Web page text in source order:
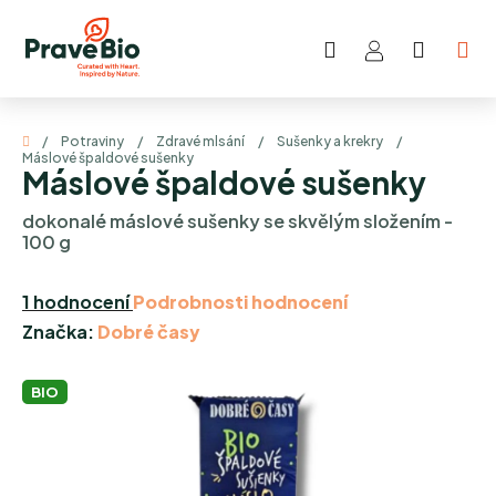
obsah
Hledat
Domů
/ Potraviny / Zdravé mlsání / Sušenky a krekry
/
Máslové špaldové sušenky
Máslové špaldové sušenky
dokonalé máslové sušenky se skvělým složením -
100 g
Průměrné
hodnocení
je
1 hodnoceníPodrobnosti hodnocení
Značka: Dobré časy
BIO